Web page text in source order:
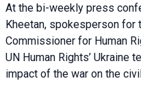
At the bi-weekly press
Kheetan, spokesperson for
Commissioner for Human
UN Human Rights’ Ukraine
impact of the war on the